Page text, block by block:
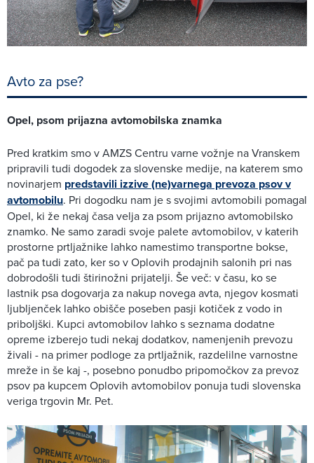
Avto za pse?
Opel, psom prijazna avtomobilska znamka
Pred kratkim smo v AMZS Centru varne vožnje na Vranskem
pripravili tudi dogodek za slovenske medije, na katerem smo
novinarjem predstavili izzive (ne)varnega prevoza psov v
avtomobilu. Pri dogodku nam je s svojimi avtomobili pomagal
Opel, ki že nekaj časa velja za psom prijazno avtomobilsko
znamko. Ne samo zaradi svoje palete avtomobilov, v katerih
prostorne prtljažnike lahko namestimo transportne bokse,
pač pa tudi zato, ker so v Oplovih prodajnih salonih pri nas
dobrodošli tudi štirinožni prijatelji. Še več: v času, ko se
lastnik psa dogovarja za nakup novega avta, njegov kosmati
ljubljenček lahko obišče poseben pasji kotiček z vodo in
priboljški. Kupci avtomobilov lahko s seznama dodatne
opreme izberejo tudi nekaj dodatkov, namenjenih prevozu
živali - na primer podloge za prtljažnik, razdelilne varnostne
mreže in še kaj -, posebno ponudbo pripomočkov za prevoz
psov pa kupcem Oplovih avtomobilov ponuja tudi slovenska
veriga trgovin Mr. Pet.